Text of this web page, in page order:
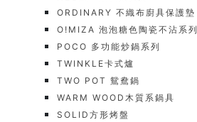
ORDINARY 不織布廚具保護墊
O!MIZA 泡泡糖色陶瓷不沾系列
POCO 多功能炒鍋系列
TWINKLE卡式爐
TWO POT 鴛鴦鍋
WARM WOOD木質系鍋具
SOLID方形烤盤